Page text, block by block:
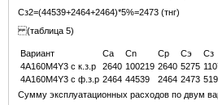
Сз2=(44539+2464+2464)*5%=2473 (тнг)
(таблица 5)
Вариант Са Сn Ср Сэ
Сз
4А160М4Y3 с к.з.р
2640 100219 2640 5275
4А160М4Y3 с ф.з.р 2464 44539 2464 2473
Сумму эксплуатационных расходов по двум